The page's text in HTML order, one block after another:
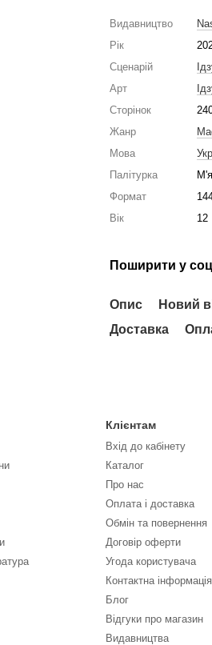
Видавництво
Рік
Сценарій
Арт
Сторінок
Жанр
Мова
Палітурка
Формат
Вік
12
Поширити у
Опис
Новий
Доставка
Клієнтам
Вхід до кабінету
Каталог
Про нас
Оплата і доставка
Обмін та повернення
Договір оферти
Угода користувача
Контактна інформація
Блог
Відгуки про магазин
Видавництва